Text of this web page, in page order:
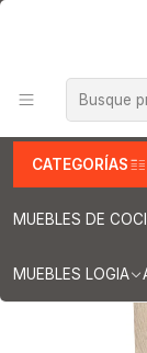
CATEGORÍAS
MUEBLES DE
MUEBLES LOGIA
Muebles
Mueble vanitorio